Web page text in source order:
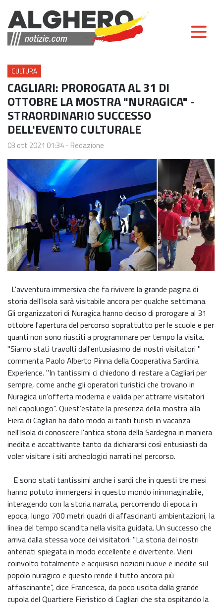
CULTURA
CAGLIARI: PROROGATA AL 31 DI
OTTOBRE LA MOSTRA "NURAGICA" -
STRAORDINARIO SUCCESSO
DELL'EVENTO CULTURALE
03 ott 2021 01:34- Redazione
L'avventura immersiva che fa rivivere la grande pagina di
storia dell’Isola sarà visitabile ancora per qualche settimana.
Gli organizzatori di Nuragica hanno deciso di prorogare al 31
ottobre l'apertura del percorso soprattutto per le scuole e per
quanti non sono riusciti a programmare per tempo la visita.
"Siamo stati travolti dall'entusiasmo dei nostri visitatori "
commenta Paolo Alberto Pinna della Cooperativa Sardinia
Experience. "In tantissimi ci chiedono di restare a Cagliari per
sempre, come anche gli operatori turistici che trovano in
Nuragica un'offerta moderna e valida per attrarre visitatori
nel capoluogo". Quest’estate la presenza della mostra alla
Fiera di Cagliari ha dato modo ai tanti turisti in vacanza
nell'Isola di conoscere l'antica storia della Sardegna in maniera
inedita e accattivante tanto da dichiararsi così entusiasti da
voler visitare i siti archeologici narrati nel percorso.
E sono stati tantissimi anche i sardi che in questi tre mesi
hanno potuto immergersi in questo mondo inimmaginabile,
interagendo con la storia narrata, percorrendo di epoca in
epoca, lungo 700 metri quadri di affascinanti ambientazioni, la
linea del tempo scandita nella visita guidata. Un successo che
arriva dalla stessa voce dei visitatori: "La storia dei nostri
antenati spiegata in modo eccellente e divertente. Vieni
coinvolto totalmente e acquisisci nozioni nuove e inedite sul
popolo nuragico e questo rende il tutto ancora più
affascinante”, dice Francesca, da poco uscita dalla grande
cupola del Quartiere Fieristico di Cagliari che sta ospitando la